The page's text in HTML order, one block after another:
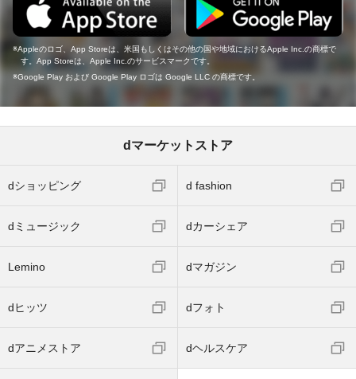
Appleのロゴ、App Storeは、米国もしくはその他の国や地域におけるApple Inc.の商標で
す。App Storeは、Apple Inc.のサービスマークです。
Google Play および Google Play ロゴは Google LLC の商標です。
dマーケットストア
dショッピング d fashion
dミュージック dカーシェア
Lemino dマガジン
dヒッツ dフォト
dアニメストア dヘルスケア